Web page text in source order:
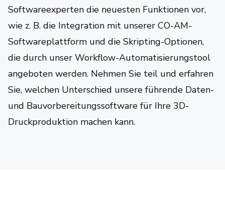
Softwareexperten die neuesten Funktionen vor,
wie z. B. die Integration mit unserer CO-AM-
Softwareplattform und die Skripting-Optionen,
die durch unser Workflow-Automatisierungstool
angeboten werden. Nehmen Sie teil und erfahren
Sie, welchen Unterschied unsere führende Daten-
und Bauvorbereitungssoftware für Ihre 3D-
Druckproduktion machen kann.